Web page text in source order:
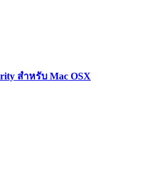
สำหรับ Mac OSX